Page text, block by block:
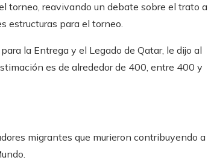
torneo, reavivando un debate sobre el trato a
estructuras para el torneo.
la Entrega y el Legado de Qatar, le dijo al
es de alrededor de 400, entre 400 y
migrantes que murieron contribuyendo a